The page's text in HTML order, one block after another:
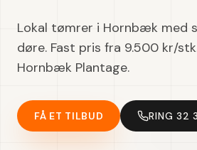
Lokal tømrer i Hornbæk med
døre. Fast pris fra 9.500 kr/
Hornbæk Plantage.
FÅ ET TILBUD RING 32